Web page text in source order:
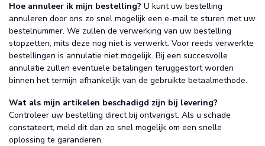
Hoe annuleer ik mijn bestelling? U kunt uw bestelling
annuleren door ons zo snel mogelijk een e-mail te sturen met uw
bestelnummer. We zullen de verwerking van uw bestelling
stopzetten, mits deze nog niet is verwerkt. Voor reeds verwerkte
bestellingen is annulatie niet mogelijk. Bij een succesvolle
annulatie zullen eventuele betalingen teruggestort worden
binnen het termijn afhankelijk van de gebruikte betaalmethode.
Wat als mijn artikelen beschadigd zijn bij levering?
Controleer uw bestelling direct bij ontvangst. Als u schade
constateert, meld dit dan zo snel mogelijk om een snelle
oplossing te garanderen.